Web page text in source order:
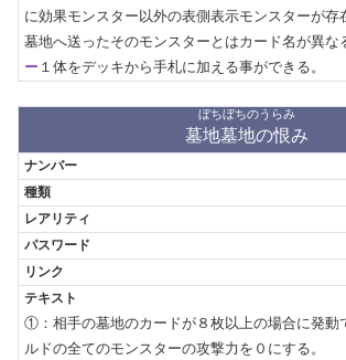
に効果モンスター以外の表側表示モンスターが存
墓地へ送ったそのモンスターとはカード名が異な
ー １体をデッキから手札に加える事ができる。
ぼちぼちのうらみ
墓地墓地の恨み
①：相手の墓地のカードが８枚以上の場合に発動
ルドの全てのモンスターの攻撃力を０にする。